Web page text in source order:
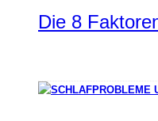
Die 8